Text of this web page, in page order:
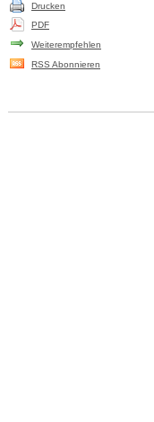
Drucken
PDF
Weiterempfehlen
RSS Abonnieren